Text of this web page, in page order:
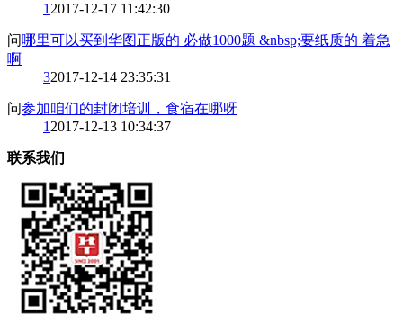
1 2017-12-17 11:42:30
问哪里可以买到华图正版的 必做1000题 &nbsp;要纸质的 着急
啊
32017-12-14 23:35:31
问参加咱们的封闭培训，食宿在哪呀
1 2017-12-13 10:34:37
联系我们